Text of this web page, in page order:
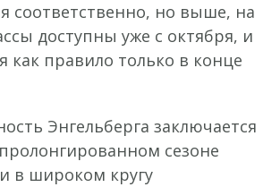
соответственно, но выше, на
доступны уже с октября, и
как правило только в конце
Энгельберга заключается
сезоне
в широком кругу